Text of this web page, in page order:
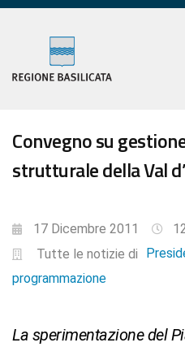
Convegno su
strutturale della Val
17 Dicembre 2011
Tutte le notizie di
programmazione
La sperimentazione del